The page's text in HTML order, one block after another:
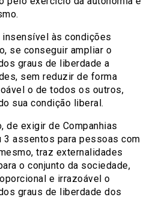
às condições
se conseguir ampliar o
graus de liberdade a
sem reduzir de forma
o de todos os outros,
sua condição liberal.
de exigir de Companhias
3 assentos para pessoas com
traz externalidades
o conjunto da sociedade,
e irrazoável o
graus de liberdade dos